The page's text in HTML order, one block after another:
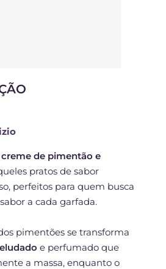
de pimentão e
pratos de sabor
perfeitos para quem busca
a cada garfada.
pimentões se transforma
e perfumado que
a massa, enquanto o